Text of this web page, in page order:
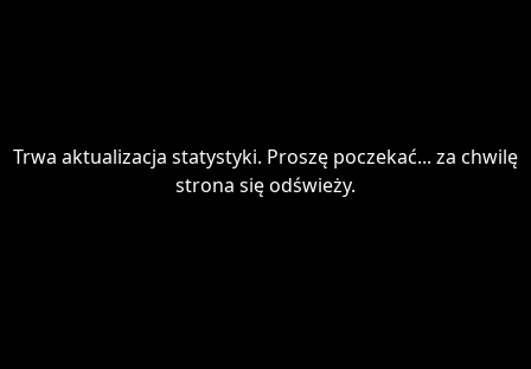
Trwa aktualizacja statystyki. Proszę poczekać... za chwilę
strona się odświeży.